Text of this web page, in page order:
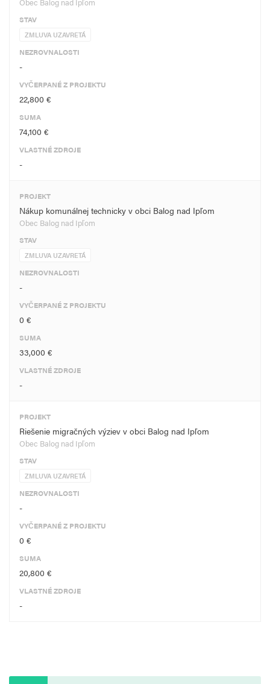
STAV
ZMLUVA UZAVRETÁ
NEZROVNALOSTI
-
VYČERPANÉ Z PROJEKTU
22,800 €
SUMA
74,100 €
VLASTNÉ ZDROJE
-
PROJEKT
Nákup komunálnej technicky v obci Balog nad Ipľom
Obec Balog nad Ipľom
STAV
ZMLUVA UZAVRETÁ
NEZROVNALOSTI
-
VYČERPANÉ Z PROJEKTU
0 €
SUMA
33,000 €
VLASTNÉ ZDROJE
-
PROJEKT
Riešenie migračných výziev v obci Balog nad Ipľom
Obec Balog nad Ipľom
STAV
ZMLUVA UZAVRETÁ
NEZROVNALOSTI
-
VYČERPANÉ Z PROJEKTU
0 €
SUMA
20,800 €
VLASTNÉ ZDROJE
-